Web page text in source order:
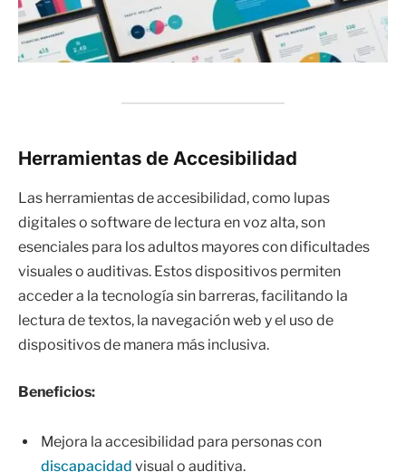
Herramientas de Accesibilidad
Las herramientas de accesibilidad, como lupas
digitales o software de lectura en voz alta, son
esenciales para los adultos mayores con dificultades
visuales o auditivas. Estos dispositivos permiten
acceder a la tecnología sin barreras, facilitando la
lectura de textos, la navegación web y el uso de
dispositivos de manera más inclusiva.
Beneficios:
Mejora la accesibilidad para personas con
discapacidad visual o auditiva.